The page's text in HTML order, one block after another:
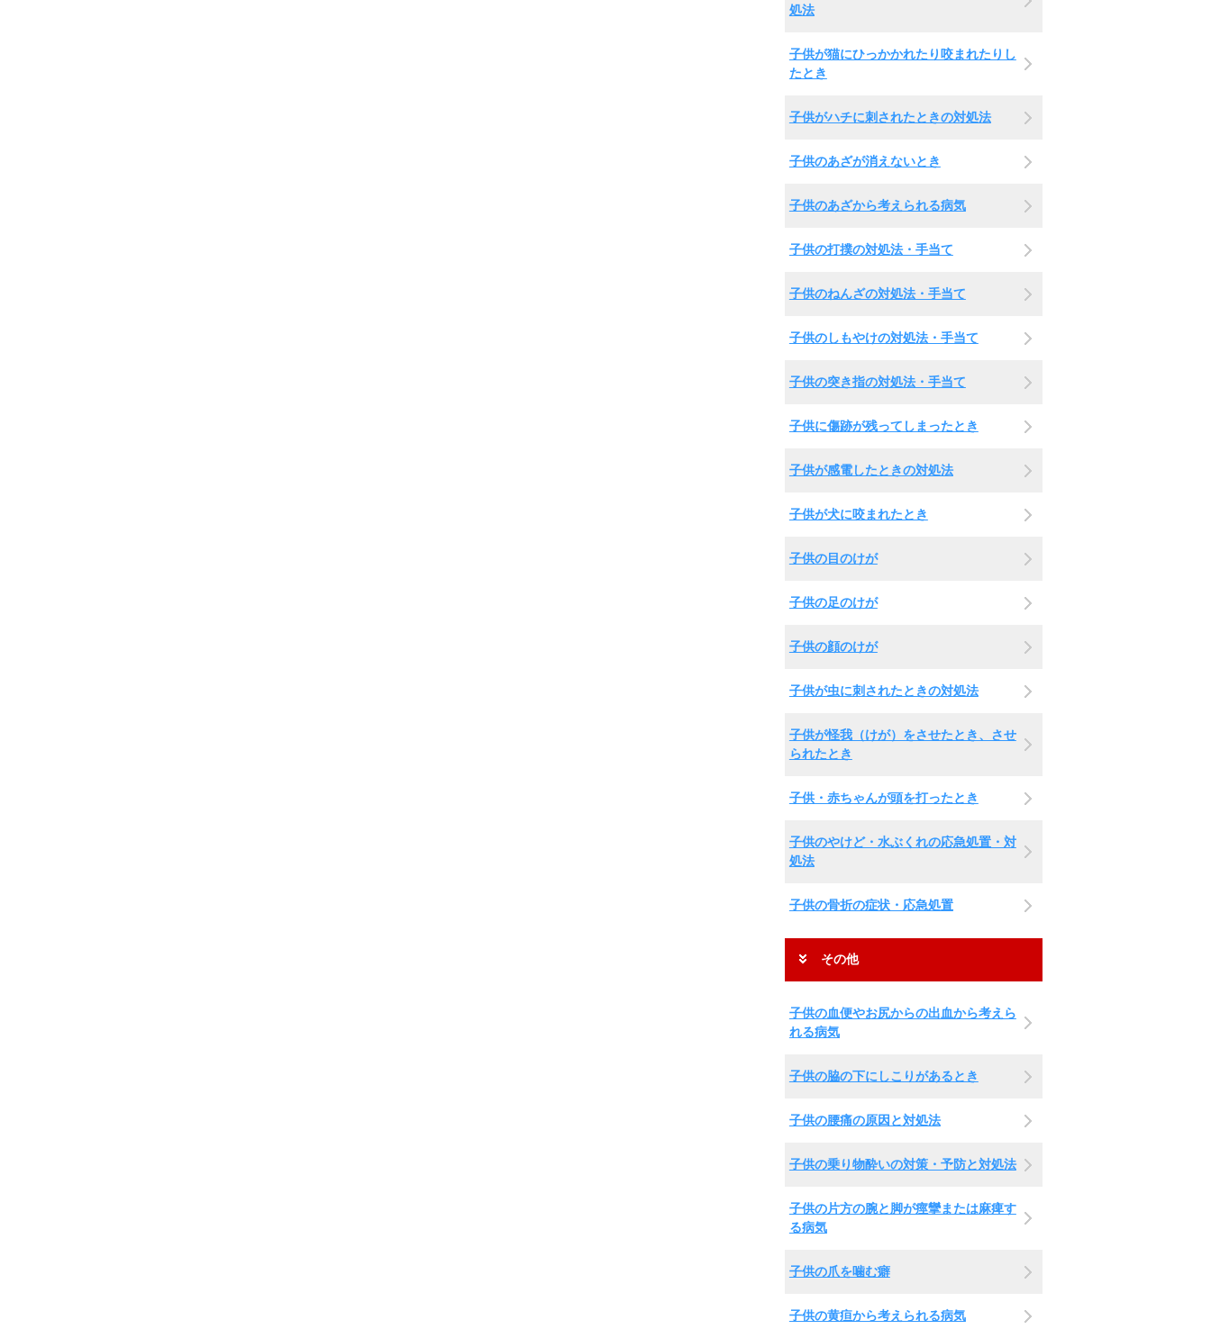
処法
子供が猫にひっかかれたり咬まれたりし
たとき
子供がハチに刺されたときの対処法
子供のあざが消えないとき
子供のあざから考えられる病気
子供の打撲の対処法・手当て
子供のねんざの対処法・手当て
子供のしもやけの対処法・手当て
子供の突き指の対処法・手当て
子供に傷跡が残ってしまったとき
子供が感電したときの対処法
子供が犬に咬まれたとき
子供の目のけが
子供の足のけが
子供の顔のけが
子供が虫に刺されたときの対処法
子供が怪我（けが）をさせたとき、させ
られたとき
子供・赤ちゃんが頭を打ったとき
子供のやけど・水ぶくれの応急処置・対
処法
子供の骨折の症状・応急処置
その他
子供の血便やお尻からの出血から考えら
れる病気
子供の脇の下にしこりがあるとき
子供の腰痛の原因と対処法
子供の乗り物酔いの対策・予防と対処法
子供の片方の腕と脚が痙攣または麻痺す
る病気
子供の爪を噛む癖
子供の黄疸から考えられる病気